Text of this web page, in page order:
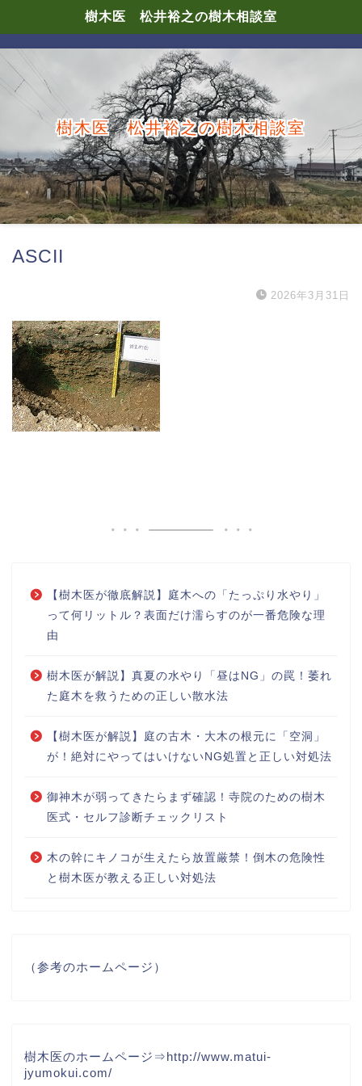
樹木医 松井裕之の樹木相談室
樹木医 松井裕之の樹木相談室
ASCII
2026年3月31日
【樹木医が徹底解説】庭木への「たっぷり水やり」
って何リットル？表面だけ濡らすのが一番危険な理
由
樹木医が解説】真夏の水やり「昼はNG」の罠！萎れ
た庭木を救うための正しい散水法
【樹木医が解説】庭の古木・大木の根元に「空洞」
が！絶対にやってはいけないNG処置と正しい対処法
御神木が弱ってきたらまず確認！寺院のための樹木
医式・セルフ診断チェックリスト
木の幹にキノコが生えたら放置厳禁！倒木の危険性
と樹木医が教える正しい対処法
（参考のホームページ）
樹木医のホームページ⇒http://www.matui-
jyumokui.com/